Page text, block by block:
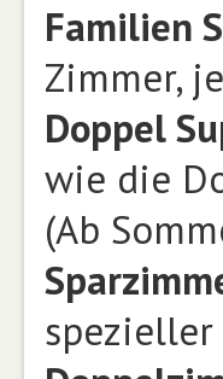
Familien
Zimmer,
Doppel
wie die
(Ab
spezieller